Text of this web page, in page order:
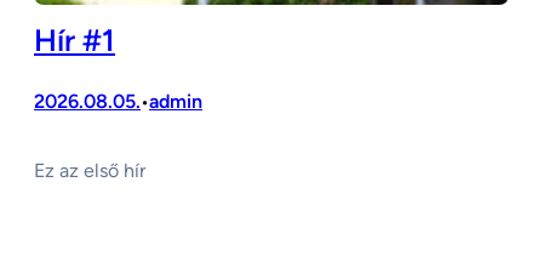
Hír #1
2026.08.05.•admin
Ez az első hír